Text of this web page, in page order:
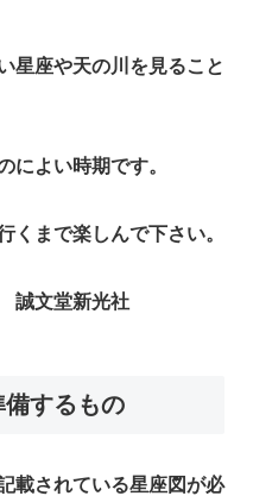
星座や天の川を見ること
によい時期です。
くまで楽しんで下さい。
誠文堂新光社
するもの
載されている星座図が必